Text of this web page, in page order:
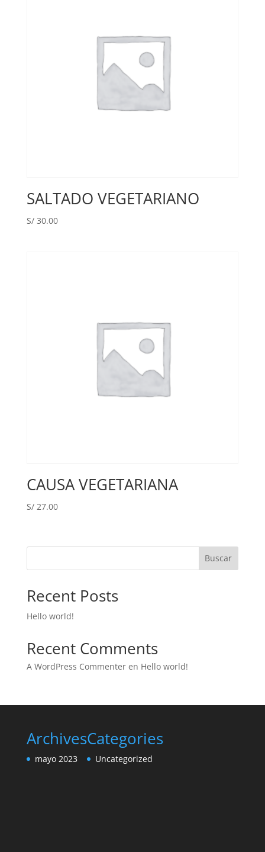
SALTADO VEGETARIANO
S/30.00
CAUSA VEGETARIANA
S/27.00
Buscar
Recent Posts
Hello world!
Recent Comments
A WordPress Commenteren Hello world!
Archives
mayo 2023
Categories
Uncategorized